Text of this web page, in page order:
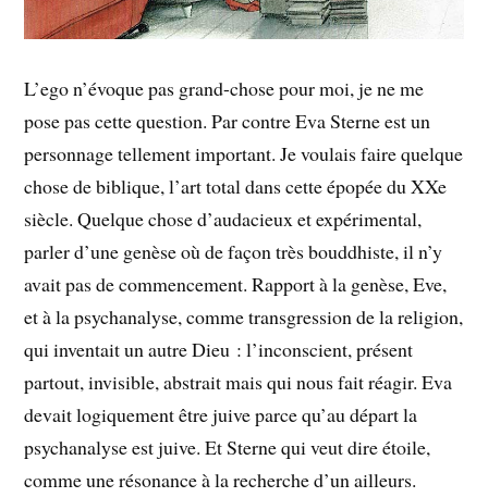
L’ego n’évoque pas grand-chose pour moi, je ne me
pose pas cette question. Par contre Eva Sterne est un
personnage tellement important. Je voulais faire quelque
chose de biblique, l’art total dans cette épopée du XXe
siècle. Quelque chose d’audacieux et expérimental,
parler d’une genèse où de façon très bouddhiste, il n’y
avait pas de commencement. Rapport à la genèse, Eve,
et à la psychanalyse, comme transgression de la religion,
qui inventait un autre Dieu : l’inconscient, présent
partout, invisible, abstrait mais qui nous fait réagir. Eva
devait logiquement être juive parce qu’au départ la
psychanalyse est juive. Et Sterne qui veut dire étoile,
comme une résonance à la recherche d’un ailleurs.